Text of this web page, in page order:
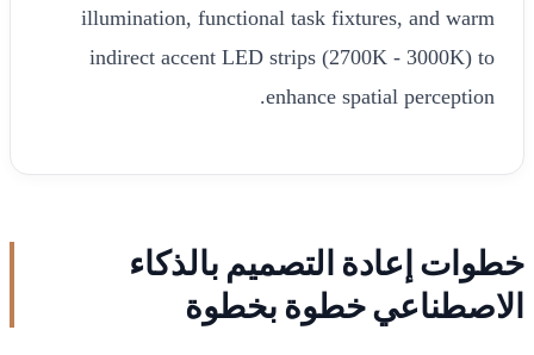
illumination, functional task fixtures, and warm
indirect accent LED strips (2700K - 3000K) to
enhance spatial perception.
خطوات إعادة التصميم بالذكاء
الاصطناعي خطوة بخطوة